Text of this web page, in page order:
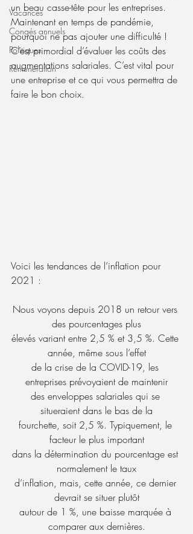
Vacances
Congés annuels
Politiques
Rémunération
un beau casse-tête pour les entreprises.
Maintenant en temps de pandémie,
pourquoi ne pas ajouter une difficulté !
C’est primordial d’évaluer les coûts des
augmentations salariales. C’est vital pour
une entreprise et ce qui vous permettra de
faire le bon choix.
Voici les tendances de l’inflation pour
2021 :
Nous voyons depuis 2018 un retour vers
des pourcentages plus
élevés variant entre 2,5 % et 3,5 %. Cette
année, même sous l’effet
de la crise de la COVID-19, les
entreprises prévoyaient de maintenir
des enveloppes salariales qui se
situeraient dans le bas de la
fourchette, soit 2,5 %. Typiquement, le
facteur le plus important
dans la détermination du pourcentage est
normalement le taux
d’inflation, mais, cette année, ce dernier
devrait se situer plutôt
autour de 1 %, une baisse marquée à
comparer aux dernières.